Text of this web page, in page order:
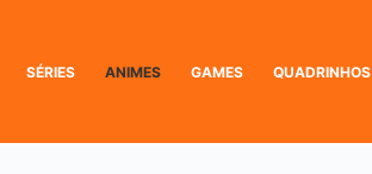
SÉRIES ANIMES GAMES QUADRINHOS